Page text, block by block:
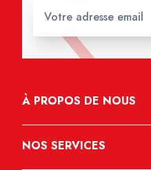
À PROPOS DE NOUS
NOS SERVICES